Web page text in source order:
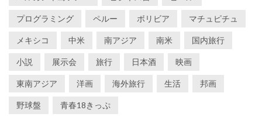
プログラミング ペルー ボリビア マチュピチュ
メキシコ 中米 南アジア 南米 国内旅行
小説 展示会 旅行 日本酒 映画
東南アジア 洋画 海外旅行 生活 邦画
野球盤 青春18きっぷ